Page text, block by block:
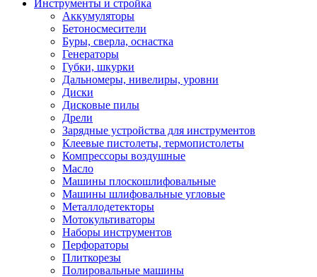
Инструменты и стройка
Аккумуляторы
Бетоносмесители
Буры, сверла, оснастка
Генераторы
Губки, шкурки
Дальномеры, нивелиры, уровни
Диски
Дисковые пилы
Дрели
Зарядные устройства для инструментов
Клеевые пистолеты, термопистолеты
Компрессоры воздушные
Масло
Машины плоскошлифовальные
Машины шлифовальные угловые
Металлодетекторы
Мотокультиваторы
Наборы инструментов
Перфораторы
Плиткорезы
Полировальные машины